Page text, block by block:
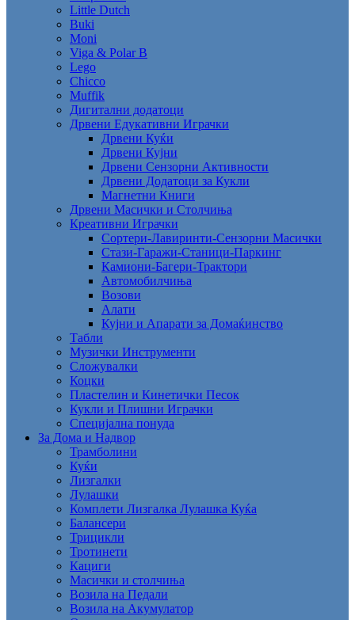
Little Dutch
Buki
Moni
Viga & Polar B
Lego
Chicco
Muffik
Дигитални додатоци
Дрвени Едукативни Играчки
Дрвени Куќи
Дрвени Кујни
Дрвени Сензорни Активности
Дрвени Додатоци за Кукли
Магнетни Книги
Дрвени Масички и Столчиња
Креативни Играчки
Сортери-Лавиринти-Сензорни Масички
Стази-Гаражи-Станици-Паркинг
Камиони-Багери-Трактори
Автомобилчиња
Возови
Алати
Кујни и Апарати за Домаќинство
Табли
Музички Инструменти
Сложувалки
Коцки
Пластелин и Кинетички Песок
Кукли и Плишни Играчки
Специјална понуда
За Дома и Надвор
Трамболини
Куќи
Лизгалки
Лулашки
Комплети Лизгалка Лулашка Куќа
Балансери
Трицикли
Тротинети
Кациги
Mасички и столчиња
Возила на Педали
Возила на Акумулатор